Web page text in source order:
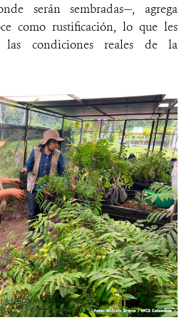
serán sembradas—, agrega
como rustificación, lo que les
las condiciones reales de la